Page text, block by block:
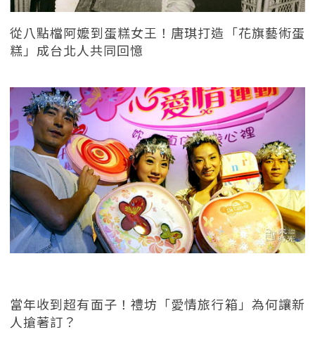
從八點檔阿嬤到蛋糕女王！唐琪打造「花旗藝術蛋
糕」成台北人共同回憶
當年收到超有面子！禮坊「愛情旅行箱」為何讓新
人搶著訂？